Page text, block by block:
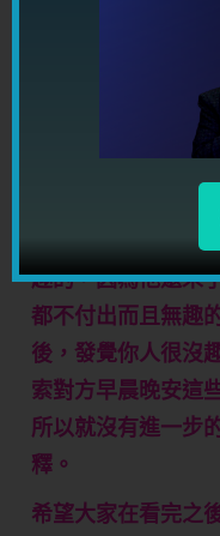
一個發展對象呢？
天都已經沒有找他
不多，我想我應該
P.S. 師傅我不介意
（龍師傅註：在我
趣的，因為他還未
都不付出而且無趣
後，發覺你人很沒
索對方早晨晚安這
所以就沒有進一步
釋。
希望大家在看完之